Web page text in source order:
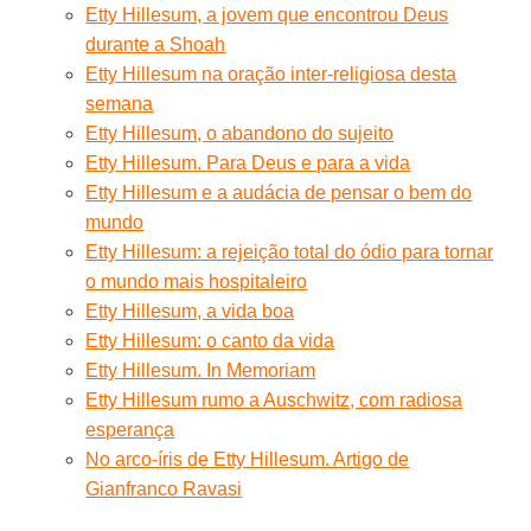
Etty Hillesum, a jovem que encontrou Deus
durante a Shoah
Etty Hillesum na oração inter-religiosa desta
semana
Etty Hillesum, o abandono do sujeito
Etty Hillesum. Para Deus e para a vida
Etty Hillesum e a audácia de pensar o bem do
mundo
Etty Hillesum: a rejeição total do ódio para tornar
o mundo mais hospitaleiro
Etty Hillesum, a vida boa
Etty Hillesum: o canto da vida
Etty Hillesum. In Memoriam
Etty Hillesum rumo a Auschwitz, com radiosa
esperança
No arco-íris de Etty Hillesum. Artigo de
Gianfranco Ravasi